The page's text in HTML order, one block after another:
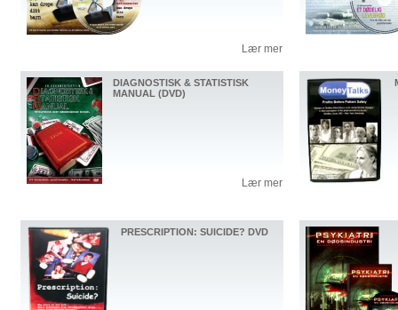
Lær mer
DIAGNOSTISK & STATISTISK
MANUAL (DVD)
Lær mer
PRESCRIPTION: SUICIDE? DVD